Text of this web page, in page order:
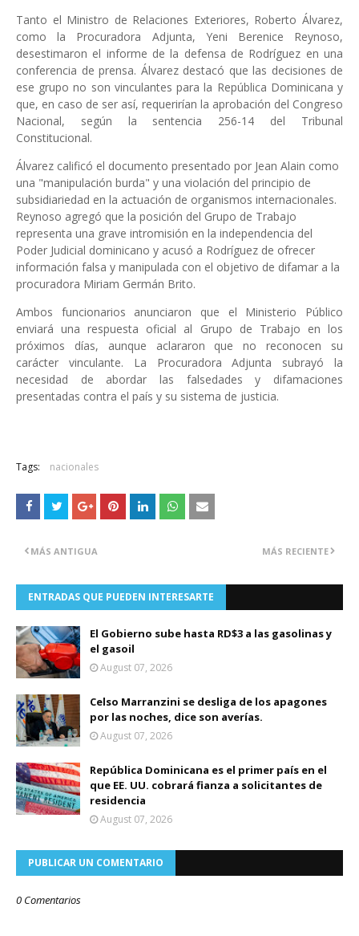
Tanto el Ministro de Relaciones Exteriores, Roberto Álvarez,
como la Procuradora Adjunta, Yeni Berenice Reynoso,
desestimaron el informe de la defensa de Rodríguez en una
conferencia de prensa. Álvarez destacó que las decisiones de
ese grupo no son vinculantes para la República Dominicana y
que, en caso de ser así, requerirían la aprobación del Congreso
Nacional, según la sentencia 256-14 del Tribunal
Constitucional.
Álvarez calificó el documento presentado por Jean Alain como
una "manipulación burda" y una violación del principio de
subsidiariedad en la actuación de organismos internacionales.
Reynoso agregó que la posición del Grupo de Trabajo
representa una grave intromisión en la independencia del
Poder Judicial dominicano y acusó a Rodríguez de ofrecer
información falsa y manipulada con el objetivo de difamar a la
procuradora Miriam Germán Brito.
Ambos funcionarios anunciaron que el Ministerio Público
enviará una respuesta oficial al Grupo de Trabajo en los
próximos días, aunque aclararon que no reconocen su
carácter vinculante. La Procuradora Adjunta subrayó la
necesidad de abordar las falsedades y difamaciones
presentadas contra el país y su sistema de justicia.
Tags: nacionales
MÁS RECIENTE
MÁS ANTIGUA
ENTRADAS QUE PUEDEN INTERESARTE
El Gobierno sube hasta RD$3 a las gasolinas y
el gasoil
August 07, 2026
Celso Marranzini se desliga de los apagones
por las noches, dice son averías.
August 07, 2026
República Dominicana es el primer país en el
que EE. UU. cobrará fianza a solicitantes de
residencia
August 07, 2026
PUBLICAR UN COMENTARIO
0 Comentarios